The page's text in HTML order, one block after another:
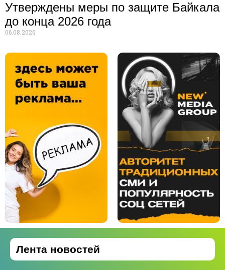
Утверждены меры по защите Байкала
до конца 2026 года
06.08.2026
Лента новостей